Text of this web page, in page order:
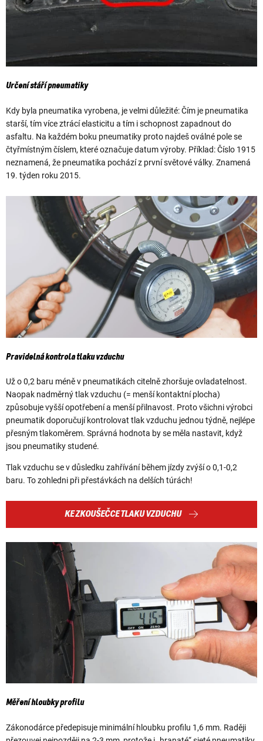
Určení stáří pneumatiky
Kdy byla pneumatika vyrobena, je velmi důležité: Čím je pneumatika
starší, tím více ztrácí elasticitu a tím i schopnost zapadnout do
asfaltu. Na každém boku pneumatiky proto najdeš oválné pole se
čtyřmístným číslem, které označuje datum výroby. Příklad: Číslo 1915
neznamená, že pneumatika pochází z první světové války. Znamená
19. týden roku 2015.
Pravidelná kontrola tlaku vzduchu
Už o 0,2 baru méně v pneumatikách citelně zhoršuje ovladatelnost.
Naopak nadměrný tlak vzduchu (= menší kontaktní plocha)
způsobuje vyšší opotřebení a menší přilnavost. Proto všichni výrobci
pneumatik doporučují kontrolovat tlak vzduchu jednou týdně, nejlépe
přesným tlakoměrem. Správná hodnota by se měla nastavit, když
jsou pneumatiky studené.
Tlak vzduchu se v důsledku zahřívání během jízdy zvýší o 0,1-0,2
baru. To zohledni při přestávkách na delších túrách!
KE ZKOUŠEČCE TLAKU VZDUCHU
Měření hloubky profilu
Zákonodárce předepisuje minimální hloubku profilu 1,6 mm. Raději